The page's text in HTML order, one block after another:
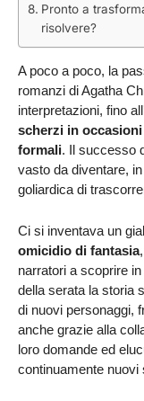
Pronto a
risolvere?
A poco a poco, la
romanzi di Agatha
interpretazioni, fino
scherzi in
formali. Il successo
vasto da diventare,
goliardica di
Ci si inventava un
omicidio di fantasia
narratori a scoprire
della serata la storia
di nuovi personaggi,
anche grazie alla
loro domande ed
continuamente nuovi